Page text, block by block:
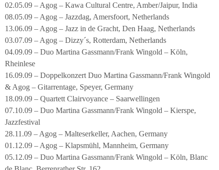
02.05.09 – Agog – Kawa Cultural Centre, Amber/Jaipur, India
08.05.09 – Agog – Jazzdag, Amersfoort, Netherlands
13.06.09 – Agog – Jazz in de Gracht, Den Haag, Netherlands
03.07.09 – Agog – Dizzy´s, Rotterdam, Netherlands
04.09.09 – Duo Martina Gassmann/Frank Wingold – Köln,
Rheinlese
16.09.09 – Doppelkonzert Duo Martina Gassmann/Frank Wingold
& Agog – Gitarrentage, Speyer, Germany
18.09.09 – Quartett Clairvoyance – Saarwellingen
07.10.09 – Duo Martina Gassmann/Frank Wingold – Kierspe,
Jazzfestival
28.11.09 – Agog – Malteserkeller, Aachen, Germany
01.12.09 – Agog – Klapsmühl, Mannheim, Germany
05.12.09 – Duo Martina Gassmann/Frank Wingold – Köln, Blanc